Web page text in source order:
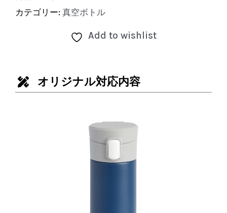
カテゴリー: 真空ボトル
Add to wishlist
オリジナル対応内容